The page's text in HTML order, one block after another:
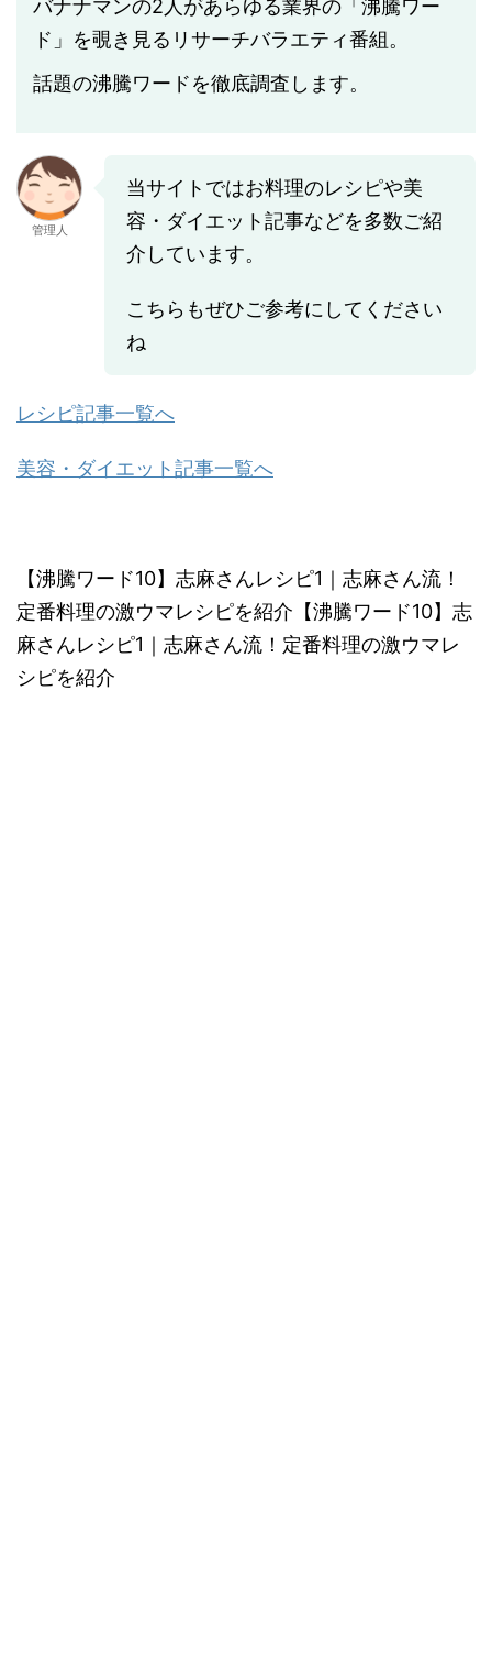
バナナマンの2人があらゆる業界の「沸騰ワー
ド」を覗き見るリサーチバラエティ番組。
話題の沸騰ワードを徹底調査します。
管理人
当サイトではお料理のレシピや美
容・ダイエット記事などを多数ご紹
介しています。
こちらもぜひご参考にしてください
ね
レシピ記事一覧へ
美容・ダイエット記事一覧へ
【沸騰ワード10】志麻さんレシピ1｜志麻さん流！
定番料理の激ウマレシピを紹介【沸騰ワード10】志
麻さんレシピ1｜志麻さん流！定番料理の激ウマレ
シピを紹介